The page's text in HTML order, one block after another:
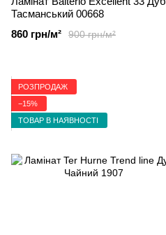
Тасманський 00668
900 грн/м²
860 грн/м²
РОЗПРОДАЖ
−15%
ТОВАР В НАЯВНОСТІ